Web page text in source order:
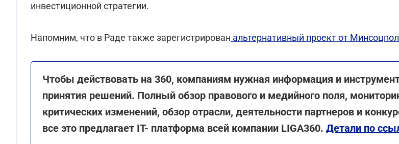
инвестиционной стратегии.
Напомним, что в Раде также зарегистрирован альтернативный проект от
Чтобы действовать на 360, компаниям нужная информация и
принятия решений. Полный обзор правового и медийного поля,
критических изменений, обзор отрасли, деятельности партнеров и
все это предлагает IT- платформа всей компании LIGA360. Детали по